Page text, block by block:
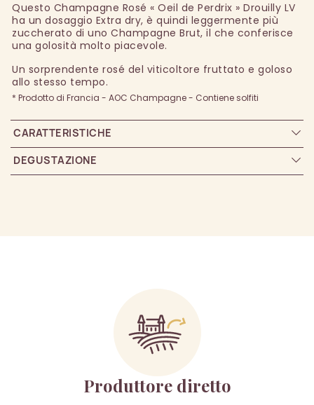
Questo Champagne Rosé « Oeil de Perdrix » Drouilly LV
ha un dosaggio Extra dry, è quindi leggermente più
zuccherato di uno Champagne Brut, il che conferisce
una golosità molto piacevole.
Un sorprendente rosé del viticoltore fruttato e goloso
allo stesso tempo.
* Prodotto di Francia - AOC Champagne - Contiene solfiti
CARATTERISTICHE
DEGUSTAZIONE
Produttore diretto